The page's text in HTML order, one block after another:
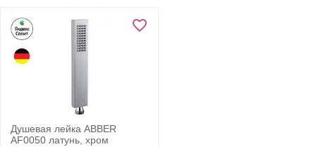
Душевая лейка ABBER
AF0050 латунь, хром